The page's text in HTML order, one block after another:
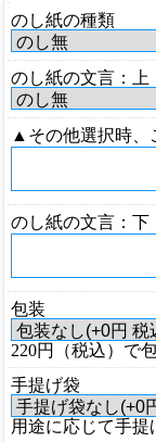
のし紙の種類
のし紙の文言：上
▲その他選択時、
のし紙の文言：下
包装
220円（税込）で
手提げ袋
用途に応じて手提